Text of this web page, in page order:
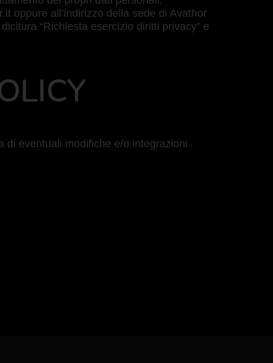
oppure all’indirizzo della sede di Avathor
“Richiesta esercizio diritti privacy” e
di eventuali modifiche e/o integrazioni